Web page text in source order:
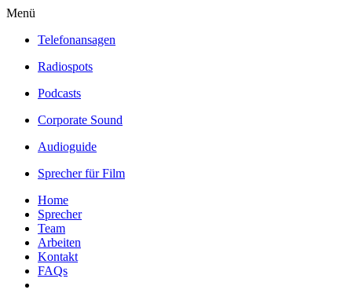
Menü
Telefonansagen
Radiospots
Podcasts
Corporate Sound
Audioguide
Sprecher für Film
Home
Sprecher
Team
Arbeiten
Kontakt
FAQs